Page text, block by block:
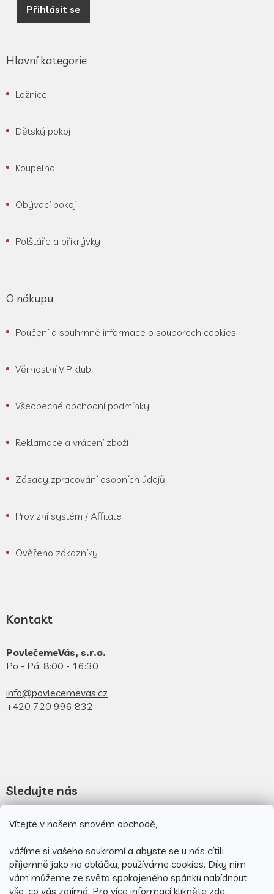
Vítejte v našem snovém obchodě,
vážíme si vašeho soukromí a abyste se u nás cítili
příjemně jako na obláčku, používáme cookies. Díky nim
vám můžeme ze světa spokojeného spánku nabídnout
vše, co vás zajímá. Pro více informací klikněte zde.
Přihlásit se
Hlavní kategorie
Ložnice
Dětský pokoj
Koupelna
Obývací pokoj
Polštáře a přikrývky
O nákupu
Poučení a souhrnné informace o souborech cookies
Věrnostní VIP klub
Všeobecné obchodní podmínky
Reklamace a vrácení zboží
Zásady zpracování osobních údajů
Provizní systém / Affilate
Ověřeno zákazníky
Kontakt
PovlečemeVás, s.r.o.
Po - Pá: 8:00 - 16:30
info@povlecemevas.cz
+420 720 996 832
Sledujte nás
Novinky na facebooku
Novinky na instagramu